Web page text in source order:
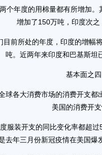
年度的用棉量都有所增加。
增加了150万吨，印度次之
所处的年度，印度的增幅
吨。近两年来印度和巴基斯坦
基本面之四
各大消费市场的消费开支都
美国的消费开
装开支的同比变化率都超过
去年三月份新冠疫情在美国爆